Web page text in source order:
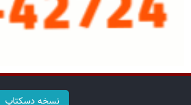
نسخه دسکتاپ